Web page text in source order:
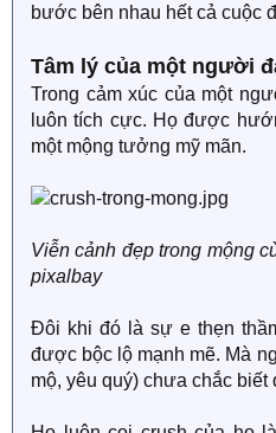
bước bên nhau hết cả cuộc
Tâm lý của một người
Trong cảm xúc của một
luôn tích cực. Họ được
một mộng tưởng mỹ mãn.
Viễn cảnh đẹp trong mộng
pixalbay
Đôi khi đó là sự e thẹn
được bộc lộ mạnh mẽ. Mà
mộ, yêu quý) chưa chắc biết